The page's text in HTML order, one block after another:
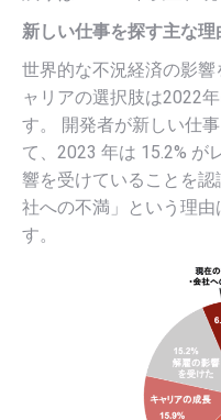
新しい仕事を探す主な理
世界的な不況経済の影
ャリアの選択肢は2022
す。 開発者が新しい仕
て、2023 年は 15.2% が
響を受けていることを
社への不満」という理
す。